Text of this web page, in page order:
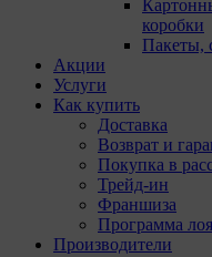
коробки
Пакеты,
Акции
Услуги
Как купить
Доставка
Возврат и
Покупка в
Трейд-ин
Франшиза
Программа
Производители